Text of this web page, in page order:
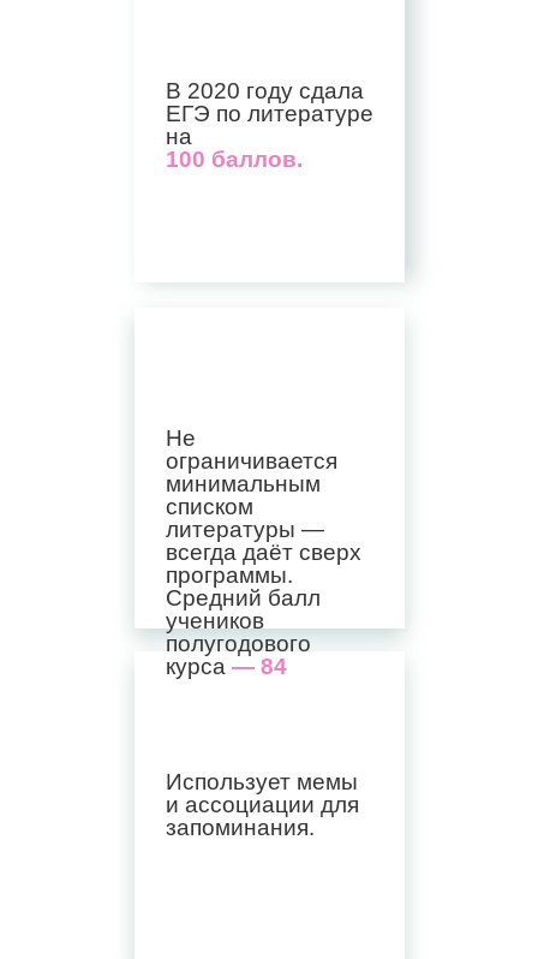
В 2020 году сдала
ЕГЭ по литературе
на
100 баллов.
Не
ограничивается
минимальным
списком
литературы —
всегда даёт сверх
программы.
Средний балл
учеников
полугодового
курса — 84
Использует мемы
и ассоциации для
запоминания.